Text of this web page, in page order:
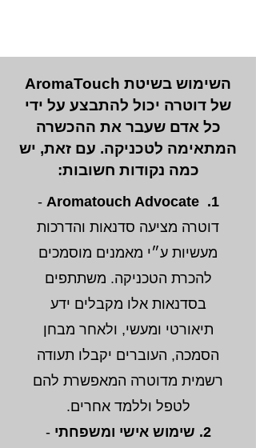
השימוש בשיטת AromaTouch
של דוטרה יכול להתבצע על ידי
כל אדם שעבר את ההכשרה
המתאימה לטכניקה. עם זאת, יש
כמה נקודות חשובות:
1. Aromatouch Advocate
-
דוטרה מציעה סדנאות והדרכות
מעשיות ע״י מאמנים מוסמכים
להכרת הטכניקה. משתתפים
בסדנאות אלו מקבלים ידע
תיאורטי ומעשי, ולאחר מבחן
הסמכה, העוברים יקבלו תעודה
רשמית מדוטרה המאפשרת להם
לטפל וללמד אחרים.
2. שימוש אישי ומשפחתי -